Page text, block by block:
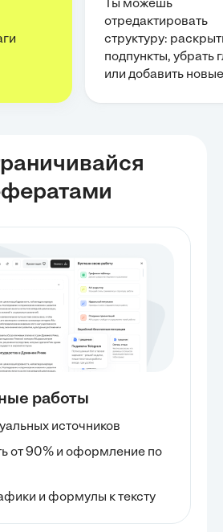
Ты можешь
отредактировать
структуру:
подпункты, убрать
или добавить новые
работы
источников
от 90% и оформление по
и формулы к тексту